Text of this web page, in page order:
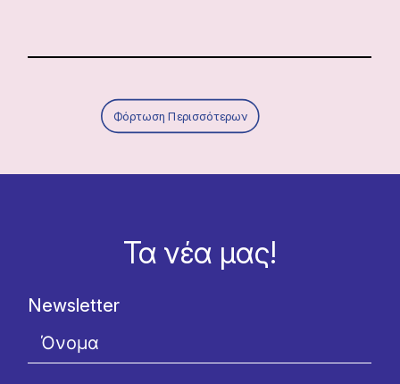
Φόρτωση Περισσότερων
Τα νέα μας!
Newsletter